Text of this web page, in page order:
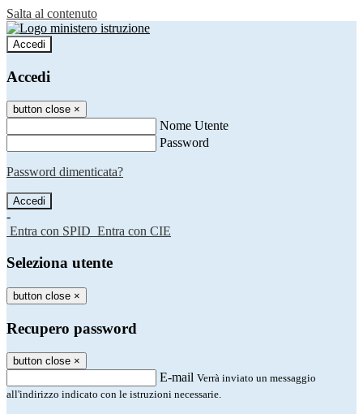
Salta al contenuto
Accedi
Accedi
button close ×
Nome Utente
Password
Password dimenticata?
-
Entra con SPID Entra con CIE
Seleziona utente
button close ×
Recupero password
button close ×
E-mail Verrà inviato un messaggio
all'indirizzo indicato con le istruzioni necessarie.